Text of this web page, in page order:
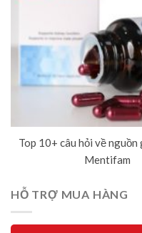
Top 10+ câu hỏi về
Mentifam
HỖ TRỢ MUA HÀNG